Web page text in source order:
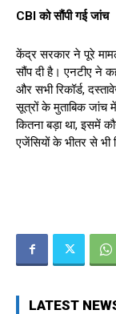
CBI को सौंपी गई जांच
केंद्र सरकार ने पूरे
सौंप दी है। एनटीए ने
और सभी रिकॉर्ड,
सूत्रों के मुताबिक जांच
कितना बड़ा था, इसमें
एजेंसियों के भीतर से भी
LATEST